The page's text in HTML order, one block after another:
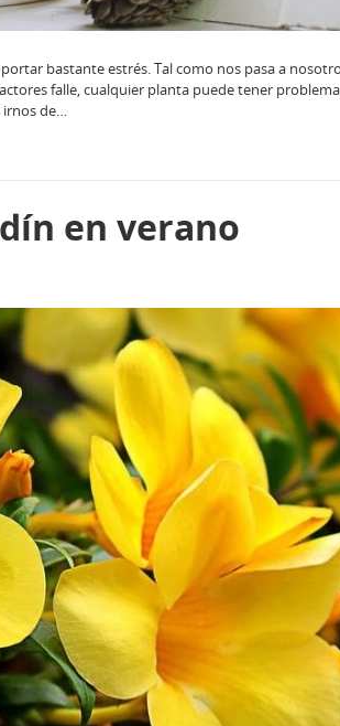
bastante estrés. Tal como nos pasa a
falle, cualquier planta puede tener
irnos de…
en verano